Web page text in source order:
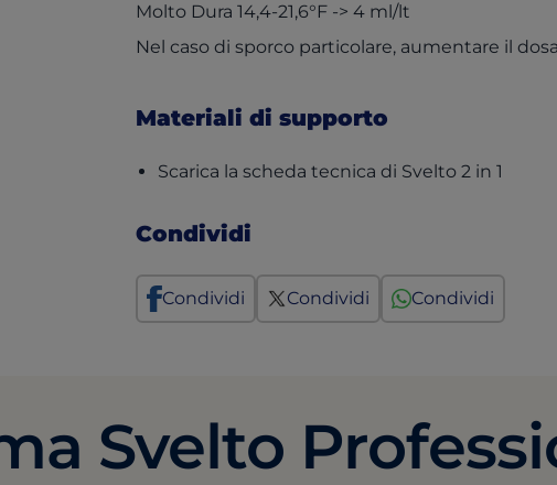
Molto Dura 14,4-21,6°F -> 4 ml/lt
Nel caso di sporco particolare, aumentare il
Materiali di supporto
Scarica la scheda tecnica di Svelto 2 in 1
Condividi
Condividi Condividi Condividi
Svelto